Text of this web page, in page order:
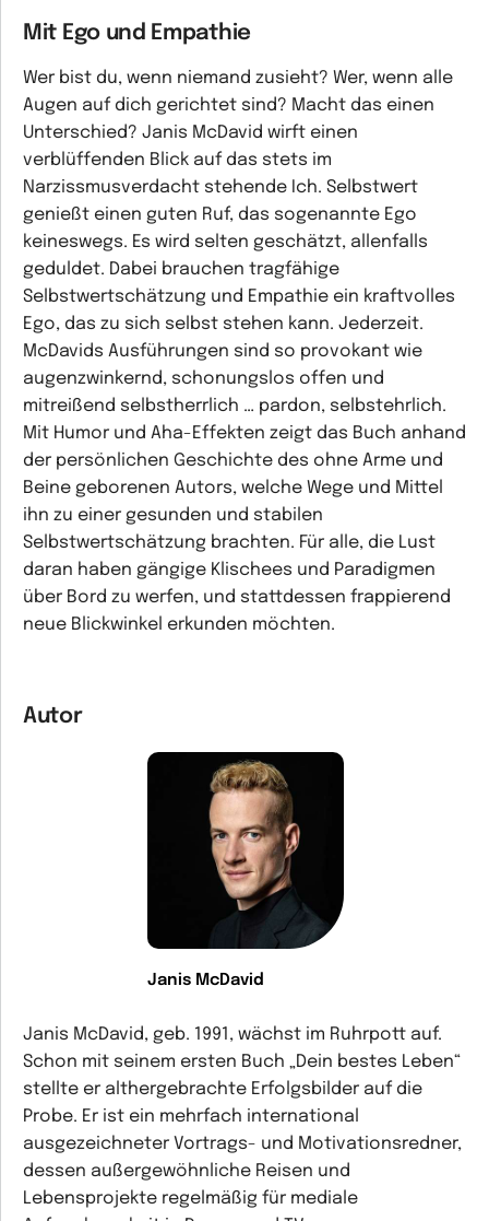
Mit Ego und Empathie
Wer bist du, wenn niemand zusieht? Wer, wenn alle
Augen auf dich gerichtet sind? Macht das einen
Unterschied? Janis McDavid wirft einen
verblüffenden Blick auf das stets im
Narzissmusverdacht stehende Ich. Selbstwert
genießt einen guten Ruf, das sogenannte Ego
keineswegs. Es wird selten geschätzt, allenfalls
geduldet. Dabei brauchen tragfähige
Selbstwertschätzung und Empathie ein kraftvolles
Ego, das zu sich selbst stehen kann. Jederzeit.
McDavids Ausführungen sind so provokant wie
augenzwinkernd, schonungslos offen und
mitreißend selbstherrlich … pardon, selbstehrlich.
Mit Humor und Aha-Effekten zeigt das Buch anhand
der persönlichen Geschichte des ohne Arme und
Beine geborenen Autors, welche Wege und Mittel
ihn zu einer gesunden und stabilen
Selbstwertschätzung brachten. Für alle, die Lust
daran haben gängige Klischees und Paradigmen
über Bord zu werfen, und stattdessen frappierend
neue Blickwinkel erkunden möchten.
Autor
Janis McDavid
Janis McDavid, geb. 1991, wächst im Ruhrpott auf.
Schon mit seinem ersten Buch „Dein bestes Leben“
stellte er althergebrachte Erfolgsbilder auf die
Probe. Er ist ein mehrfach international
ausgezeichneter Vortrags- und Motivationsredner,
dessen außergewöhnliche Reisen und
Lebensprojekte regelmäßig für mediale